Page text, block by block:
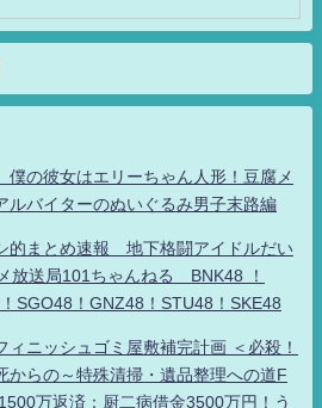
の彼女はエリーちゃん人形！豆腐メ
ルバイターのぬいぐるみ男子末路編
的まとめ速報 地下格闘アイドルだい
放送局101ちゃんねる BNK48 ！
SGO48！GNZ48！STU48！SKE48
ィニッシュゴミ屋敷補完計画 ＜必殺！
からの～特殊清掃・遺品整理への道F
万返済：厨二病借金3500万円！う